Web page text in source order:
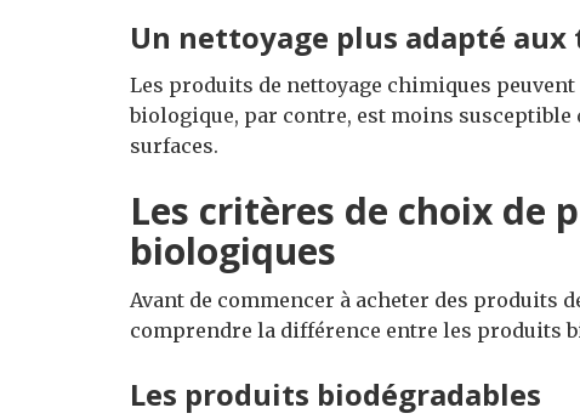
Un nettoyage plus adapté aux
Les produits de nettoyage chimiques
biologique, par contre, est moins susceptible
surfaces.
Les critères de choix de
biologiques
Avant de commencer à acheter des produits
comprendre la différence entre les produits
Les produits biodégradables